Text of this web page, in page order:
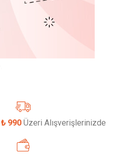
₺ 990Üzeri Alışverişlerinizde